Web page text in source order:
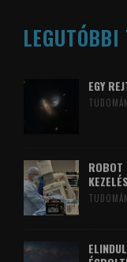
EGY
ROBOT